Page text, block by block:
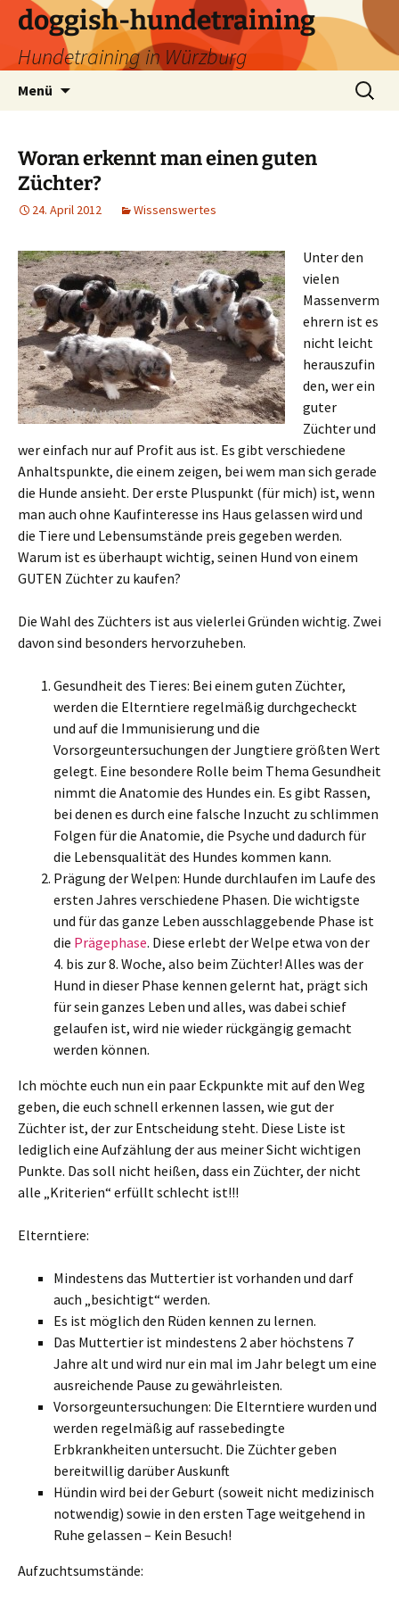
Zum
Inhalt
springen
doggish-hundetraining
Hundetraining in Würzburg
Menü
Suchen
nach:
Woran erkennt man einen guten
Züchter?
24. April 2012 Wissenswertes
Unter den
vielen
Massenverm
ehrern ist es
nicht leicht
herauszufin
den, wer ein
guter
Züchter und
wer einfach nur auf Profit aus ist. Es gibt verschiedene
Anhaltspunkte, die einem zeigen, bei wem man sich gerade
die Hunde ansieht. Der erste Pluspunkt (für mich) ist, wenn
man auch ohne Kaufinteresse ins Haus gelassen wird und
die Tiere und Lebensumstände preis gegeben werden.
Warum ist es überhaupt wichtig, seinen Hund von einem
GUTEN Züchter zu kaufen?
Die Wahl des Züchters ist aus vielerlei Gründen wichtig. Zwei
davon sind besonders hervorzuheben.
Gesundheit des Tieres: Bei einem guten Züchter,
werden die Elterntiere regelmäßig durchgecheckt
und auf die Immunisierung und die
Vorsorgeuntersuchungen der Jungtiere größten Wert
gelegt. Eine besondere Rolle beim Thema Gesundheit
nimmt die Anatomie des Hundes ein. Es gibt Rassen,
bei denen es durch eine falsche Inzucht zu schlimmen
Folgen für die Anatomie, die Psyche und dadurch für
die Lebensqualität des Hundes kommen kann.
Prägung der Welpen: Hunde durchlaufen im Laufe des
ersten Jahres verschiedene Phasen. Die wichtigste
und für das ganze Leben ausschlaggebende Phase ist
die Prägephase. Diese erlebt der Welpe etwa von der
4. bis zur 8. Woche, also beim Züchter! Alles was der
Hund in dieser Phase kennen gelernt hat, prägt sich
für sein ganzes Leben und alles, was dabei schief
gelaufen ist, wird nie wieder rückgängig gemacht
werden können.
Ich möchte euch nun ein paar Eckpunkte mit auf den Weg
geben, die euch schnell erkennen lassen, wie gut der
Züchter ist, der zur Entscheidung steht. Diese Liste ist
lediglich eine Aufzählung der aus meiner Sicht wichtigen
Punkte. Das soll nicht heißen, dass ein Züchter, der nicht
alle „Kriterien“ erfüllt schlecht ist!!!
Elterntiere:
Mindestens das Muttertier ist vorhanden und darf
auch „besichtigt“ werden.
Es ist möglich den Rüden kennen zu lernen.
Das Muttertier ist mindestens 2 aber höchstens 7
Jahre alt und wird nur ein mal im Jahr belegt um eine
ausreichende Pause zu gewährleisten.
Vorsorgeuntersuchungen: Die Elterntiere wurden und
werden regelmäßig auf rassebedingte
Erbkrankheiten untersucht. Die Züchter geben
bereitwillig darüber Auskunft
Hündin wird bei der Geburt (soweit nicht medizinisch
notwendig) sowie in den ersten Tage weitgehend in
Ruhe gelassen – Kein Besuch!
Aufzuchtsumstände: